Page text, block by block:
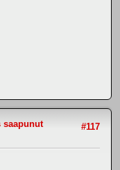
#117
saapunut